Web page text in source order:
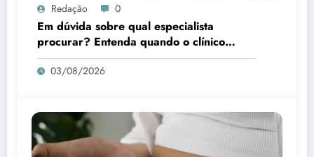
Redação 0
Em dúvida sobre qual especialista
procurar? Entenda quando o clínico
médico é a melhor escolha
03/08/2026